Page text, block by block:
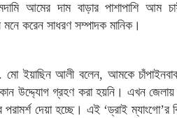
আমের দাম বাড়ার পাশাপাশি আম
করেন সাধরণ সম্পাদক মানিক।
মো ইয়াছিন আলী বলেন, আমকে
উদ্দ্যোগ গ্রহণ করা হয়নি। এখন জেলায়
দেয়া হচ্ছে। এই ‘ড্রাই ম্যাংগো’র